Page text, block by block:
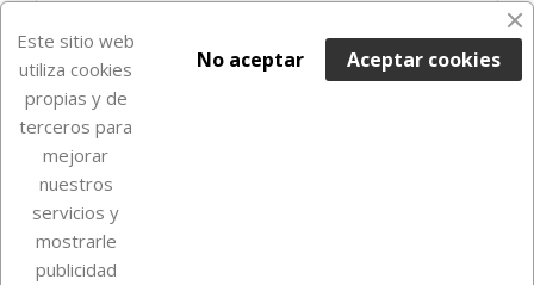

Este sitio web
utiliza cookies
propias y de
terceros para
mejorar
nuestros
servicios y
mostrarle
publicidad
Aceptar cookies
No aceptar